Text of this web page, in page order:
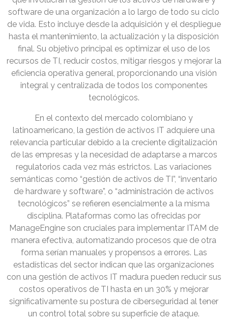
software de una organización a lo largo de todo su ciclo
de vida. Esto incluye desde la adquisición y el despliegue
hasta el mantenimiento, la actualización y la disposición
final. Su objetivo principal es optimizar el uso de los
recursos de TI, reducir costos, mitigar riesgos y mejorar la
eficiencia operativa general, proporcionando una visión
integral y centralizada de todos los componentes
tecnológicos.
En el contexto del mercado colombiano y
latinoamericano, la gestión de activos IT adquiere una
relevancia particular debido a la creciente digitalización
de las empresas y la necesidad de adaptarse a marcos
regulatorios cada vez más estrictos. Las variaciones
semánticas como “gestión de activos de TI”, “inventario
de hardware y software”, o “administración de activos
tecnológicos” se refieren esencialmente a la misma
disciplina. Plataformas como las ofrecidas por
ManageEngine son cruciales para implementar ITAM de
manera efectiva, automatizando procesos que de otra
forma serían manuales y propensos a errores. Las
estadísticas del sector indican que las organizaciones
con una gestión de activos IT madura pueden reducir sus
costos operativos de TI hasta en un 30% y mejorar
significativamente su postura de ciberseguridad al tener
un control total sobre su superficie de ataque.